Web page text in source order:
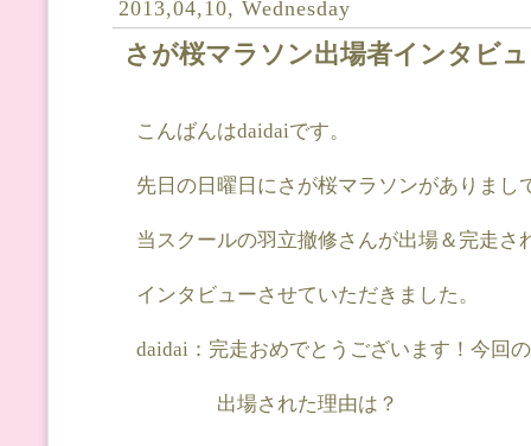
2013,04,10, Wednesday
さが桜マラソン出場者インタビ
こんばんはdaidaiです。
先日の日曜日にさが桜マラソンがありまし
当スクールの羽立撤修さんが出場＆完走さ
インタビューさせていただきました。
daidai：完走おめでとうございます！今回
出場された理由は？